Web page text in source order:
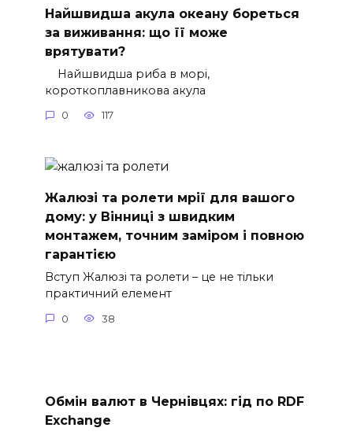
Найшвидша акула океану бореться
за виживання: що її може
врятувати?
Найшвидша риба в морі,
короткоплавникова акула
0 117
Жалюзі та ролети мрії для вашого
дому: у Вінниці з швидким
монтажем, точним заміром і повною
гарантією
Вступ Жалюзі та ролети – це не тільки
практичний елемент
0 38
Обмін валют в Чернівцях: гід по RDF
Exchange